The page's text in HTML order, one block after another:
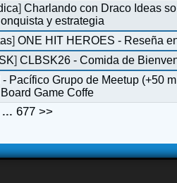
]Charlando con Draco Ideas
y estrategia
]ONE HIT HEROES - Reseña
]CLBSK26 - Comida de
- Pacífico Grupo de Meetup (+50
Game Coffe
...677 >>